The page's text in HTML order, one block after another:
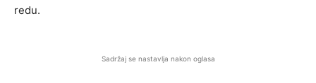
redu.
Sadržaj se nastavlja nakon oglasa